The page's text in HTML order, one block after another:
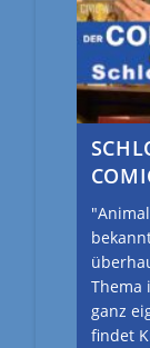
Thema
ganz
findet